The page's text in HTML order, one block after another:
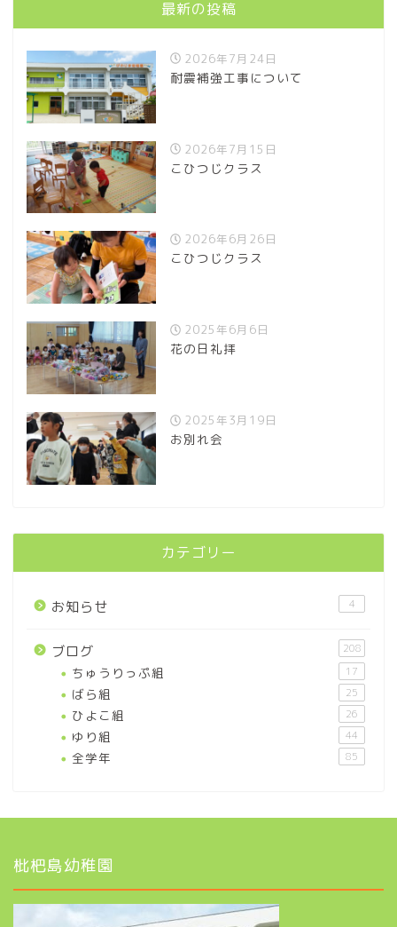
最新の投稿
2026年7月24日
耐震補強工事について
2026年7月15日
こひつじクラス
2026年6月26日
こひつじクラス
2025年6月6日
花の日礼拝
2025年3月19日
お別れ会
カテゴリー
お知らせ 4
ブログ 208
ちゅうりっぷ組 17
ばら組 25
ひよこ組 26
ゆり組 44
全学年 85
枇杷島幼稚園